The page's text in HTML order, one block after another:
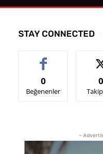
STAY CONNECTED
0
Beğenenler
0
-